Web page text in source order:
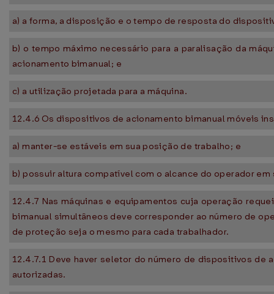
a) a forma, a disposição e o tempo de resposta do
b) o tempo máximo necessário para a paralisação da
acionamento bimanual; e
c) a utilização projetada para a máquina.
12.4.6 Os dispositivos de acionamento bimanual móveis
a) manter-se estáveis em sua posição de trabalho; e
b) possuir altura compatível com o alcance do operador
12.4.7 Nas máquinas e equipamentos cuja operação
bimanual simultâneos deve corresponder ao número de
de proteção seja o mesmo para cada trabalhador.
12.4.7.1 Deve haver seletor do número de dispositivos
autorizadas.